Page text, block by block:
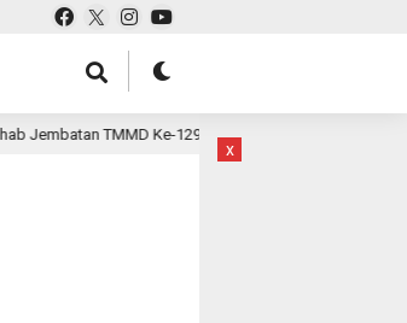
Kodim 1807/Sorsel Hampir Rampung, Perkuat Akses
x